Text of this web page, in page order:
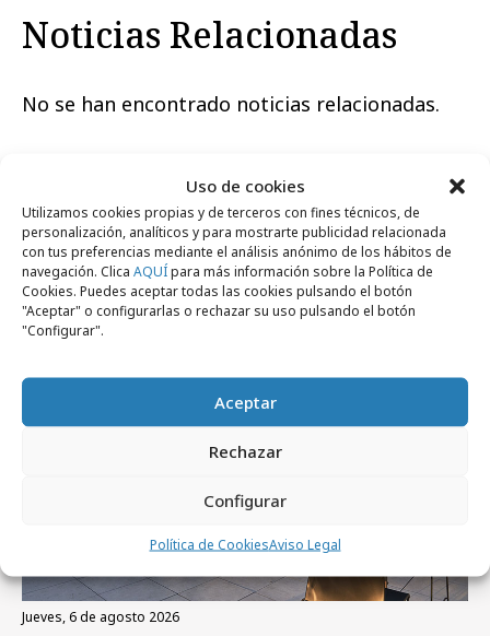
Uso de cookies
Utilizamos cookies propias y de terceros con fines técnicos, de
personalización, analíticos y para mostrarte publicidad relacionada
con tus preferencias mediante el análisis anónimo de los hábitos de
navegación. Clica AQUÍpara más información sobre la Política de
Cookies. Puedes aceptar todas las cookies pulsando el botón
"Aceptar" o configurarlas o rechazar su uso pulsando el botón
"Configurar".
Aceptar
Rechazar
Configurar
Política de CookiesAviso Legal
Noticias Relacionadas
No se han encontrado noticias relacionadas.
Artículos recientes
Empresas y Negocios
jueves, 6 de agosto 2026